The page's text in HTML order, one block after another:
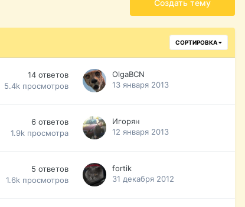
Создать тему
СОРТИРОВКА
14 ответов
5.4k просмотров
OlgaBCN
13 января 2013
6 ответов
1.9k просмотра
Игорян
12 января 2013
5 ответов
1.6k просмотров
fortik
31 декабря 2012